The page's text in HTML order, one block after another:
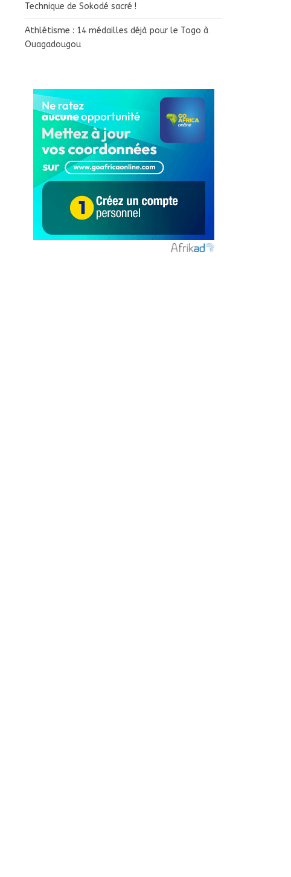
Technique de Sokodé sacré !
Athlétisme : 14 médailles déjà pour le Togo à
Ouagadougou